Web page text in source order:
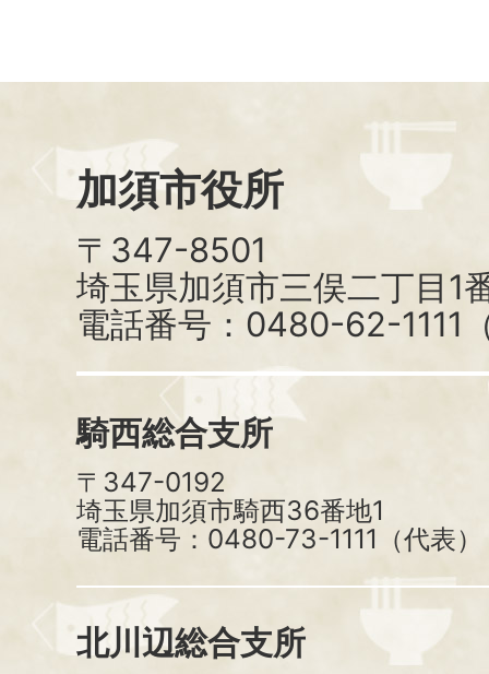
加須市役所
〒347-8501
埼玉県加須市三俣二丁目1
電話番号：0480-62-1111
騎西総合支所
〒347-0192
埼玉県加須市騎西36番地1
電話番号：0480-73-1111（代表）
北川辺総合支所